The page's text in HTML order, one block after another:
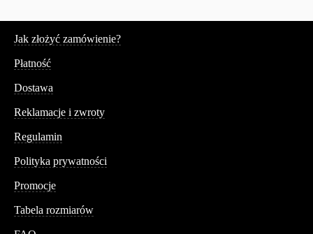
Jak złożyć zamówienie?
Płatność
Dostawa
Reklamacje i zwroty
Regulamin
Polityka prywatności
Promocje
Tabela rozmiarów